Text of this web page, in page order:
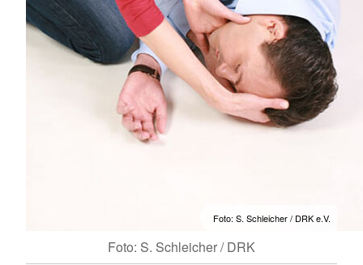
Foto: S. Schleicher / DRK e.V.
Foto: S. Schleicher / DRK